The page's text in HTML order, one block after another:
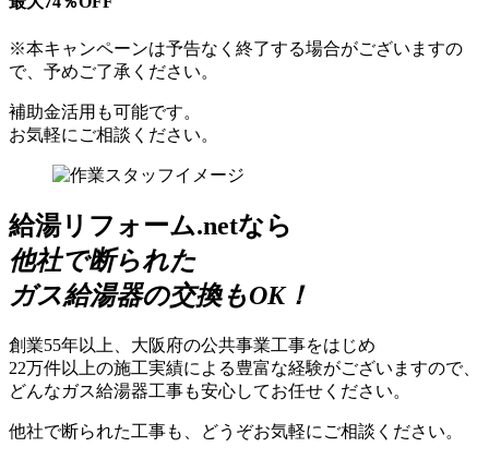
※本キャンペーンは予告なく終了する場合がございますの
で、予めご了承ください。
補助金活用も可能です。
お気軽にご相談ください。
給湯リフォーム.netなら
他社で断られた
ガス給湯器の交換もOK！
創業55年以上、大阪府の公共事業工事をはじめ
22万件以上の施工実績による豊富な経験がございますので、
どんなガス給湯器工事も安心してお任せください。
他社で断られた工事も、どうぞお気軽にご相談ください。